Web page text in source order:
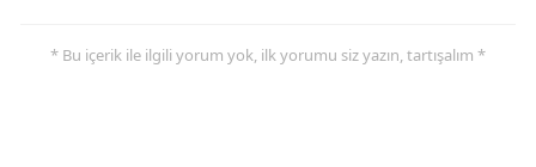
* Bu içerik ile ilgili yorum yok, ilk yorumu siz yazın, tartışalım *